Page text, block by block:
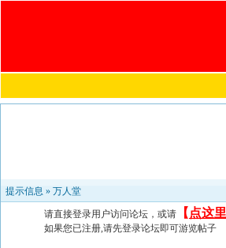
提示信息 » 万人堂
请直接登录用户访问论坛，或请 【 点这
如果您已注册,请先登录论坛即可游览帖子